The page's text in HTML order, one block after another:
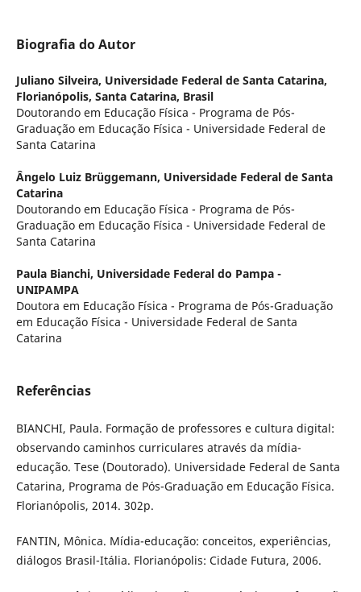
Biografia do Autor
Juliano Silveira, Universidade Federal de Santa Catarina,
Florianópolis, Santa Catarina, Brasil
Doutorando em Educação Física - Programa de Pós-
Graduação em Educação Física - Universidade Federal de
Santa Catarina
Ângelo Luiz Brüggemann, Universidade Federal de Santa
Catarina
Doutorando em Educação Física - Programa de Pós-
Graduação em Educação Física - Universidade Federal de
Santa Catarina
Paula Bianchi, Universidade Federal do Pampa -
UNIPAMPA
Doutora em Educação Física - Programa de Pós-Graduação
em Educação Física - Universidade Federal de Santa
Catarina
Referências
BIANCHI, Paula. Formação de professores e cultura digital:
observando caminhos curriculares através da mídia-
educação. Tese (Doutorado). Universidade Federal de Santa
Catarina, Programa de Pós-Graduação em Educação Física.
Florianópolis, 2014. 302p.
FANTIN, Mônica. Mídia-educação: conceitos, experiências,
diálogos Brasil-Itália. Florianópolis: Cidade Futura, 2006.